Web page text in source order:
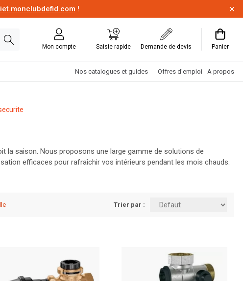
!
Mon compte Saisie rapide Demande de devis Panier
Nos catalogues et guides Offres d'emploi A propos
la saison. Nous proposons une large gamme de solutions de
efficaces pour rafraîchir vos intérieurs pendant les mois chauds.
budget. Visitez Louis Spriet et préparez votre maison pour toute
Trier par :